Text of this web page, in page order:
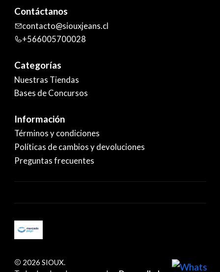
Contáctanos
contacto@siouxjeans.cl
+566005700028
Categorías
Nuestras Tiendas
Bases de Concursos
Información
Términos y condiciones
Políticas de cambios y devoluciones
Preguntas frecuentes
2026 SIOUX.